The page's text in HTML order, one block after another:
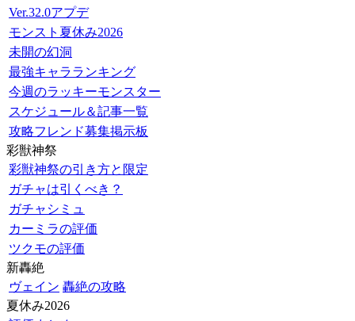
Ver.32.0アプデ
モンスト夏休み2026
未開の幻洞
最強キャラランキング
今週のラッキーモンスター
スケジュール＆記事一覧
攻略フレンド募集掲示板
彩獣神祭
彩獣神祭の引き方と限定
ガチャは引くべき？
ガチャシミュ
カーミラの評価
ツクモの評価
新轟絶
ヴェイン 轟絶の攻略
夏休み2026